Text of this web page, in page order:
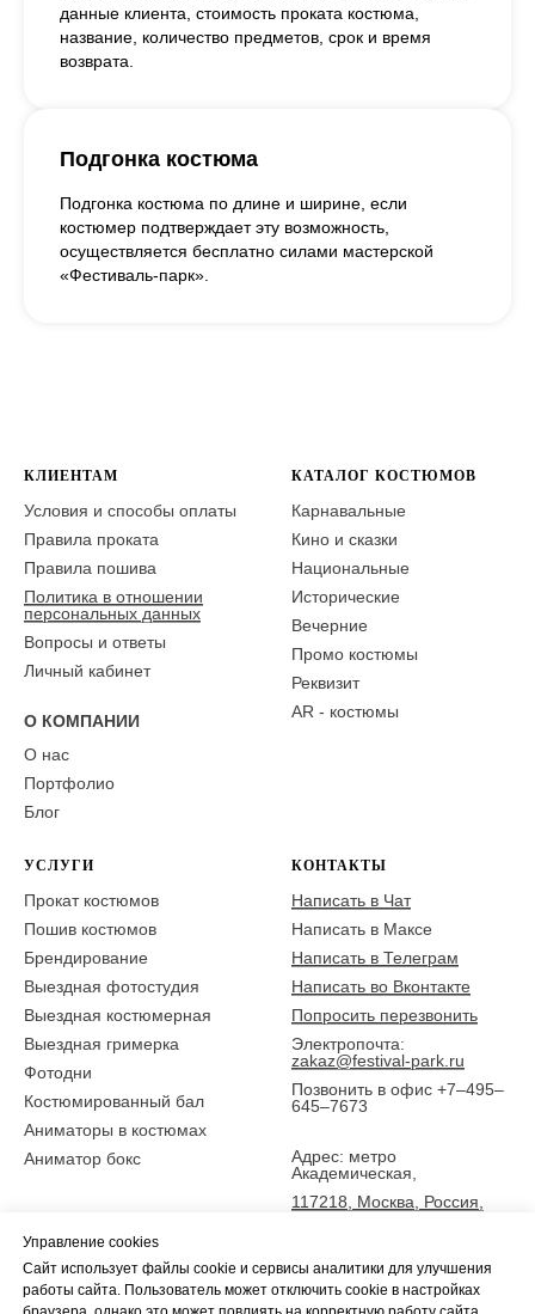
данные клиента, стоимость проката костюма,
название, количество предметов, срок и время
возврата.
Подгонка костюма
Подгонка костюма по длине и ширине, если
костюмер подтверждает эту возможность,
осуществляется бесплатно силами мастерской
«Фестиваль-парк».
КЛИЕНТАМ
Условия и способы оплаты
Правила проката
Правила пошива
Политика в отношении
персональных данных
Вопросы и ответы
Личный кабинет
О КОМПАНИИ
О нас
Портфолио
Блог
КАТАЛОГ КОСТЮМОВ
Карнавальные
Кино и сказки
Национальные
Исторические
Вечерние
Промо костюмы
Реквизит
AR - костюмы
УСЛУГИ
Прокат костюмов
Пошив костюмов
Брендирование
Выездная фотостудия
Выездная костюмерная
Выездная гримерка
Фотодни
Костюмированный бал
Аниматоры в костюмах
Аниматор бокс
КОНТАКТЫ
Написать в Чат
Написать в Максе
Написать в Телеграм
Написать во Вконтакте
Попросить перезвонить
Электропочта:
zakaz@festival-park.ru
Позвонить в офис +7–495–
645–7673
Адрес: метро
Академическая,
117218, Москва, Россия,
5 эт., офис Фестиваль-парк
Управление cookies
Сайт использует файлы cookie и сервисы аналитики для улучшения
работы сайта. Пользователь может отключить cookie в настройках